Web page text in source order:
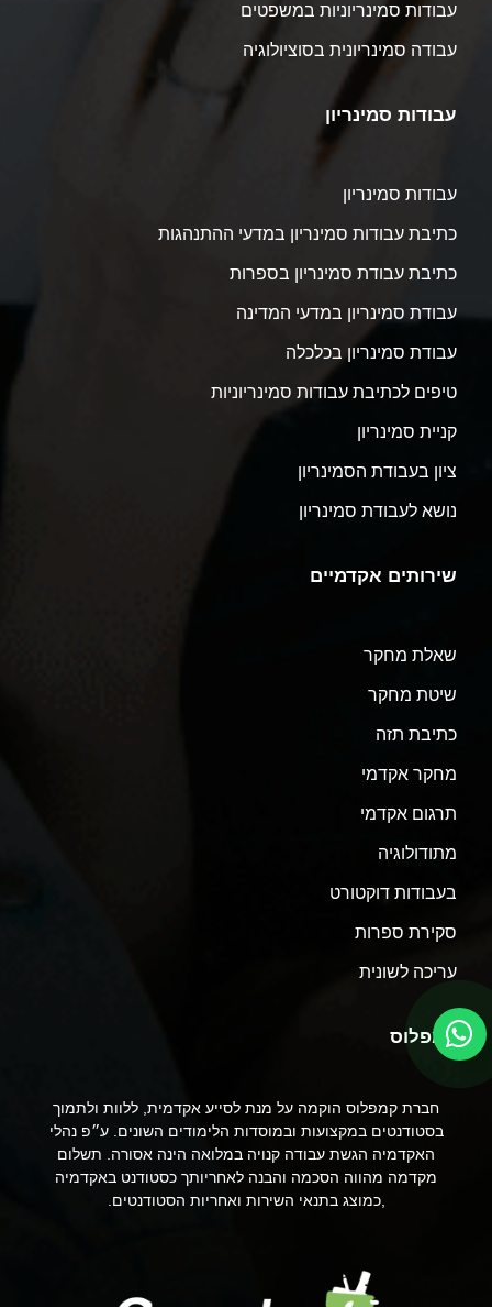
עבודות סמינריוניות במשפטים
עבודה סמינריונית בסוציולוגיה
עבודות סמינריון
עבודות סמינריון
כתיבת עבודות סמינריון במדעי ההתנהגות
כתיבת עבודת סמינריון בספרות
עבודת סמינריון במדעי המדינה
עבודת סמינריון בכלכלה
טיפים לכתיבת עבודות סמינריוניות
קניית סמינריון
ציון בעבודת הסמינריון
נושא לעבודת סמינריון
שירותים אקדמיים
שאלת מחקר
שיטת מחקר
כתיבת תזה
מחקר אקדמי
תרגום אקדמי
מתודולוגיה
בעבודות דוקטורט
סקירת ספרות
עריכה לשונית
קמפלוס
חברת קמפלוס הוקמה על מנת לסייע אקדמית, ללוות ולתמוך
בסטודנטים במקצועות ובמוסדות הלימודים השונים. ע״פ נהלי
האקדמיה הגשת עבודה קנויה במלואה הינה אסורה. תשלום
מקדמה מהווה הסכמה והבנה לאחריותך כסטודנט באקדמיה
,כמוצג בתנאי השירות ואחריות הסטודנטים.